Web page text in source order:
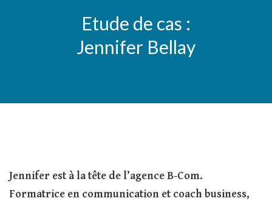
Etude de cas :
Jennifer Bellay
Jennifer est à la tête de l’agence B-Com.
Formatrice en communication et coach business,